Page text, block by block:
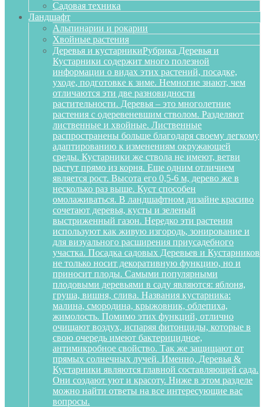
Садовая техника
Ландшафт
Альпинарии и рокарии
Хвойные растения
Деревья и кустарникиРубрика Деревья и
Кустарники содержит много полезной
информации о видах этих растений, посадке,
уходе, подготовке к зиме. Немногие знают, чем
отличаются эти две разновидности
растительности. Деревья – это многолетние
растения с одеревеневшим стволом. Разделяют
лиственные и хвойные. Лиственные
распространены больше благодаря своему легкому
адаптированию к изменениям окружающей
среды. Кустарники же ствола не имеют, ветви
растут прямо из корня. Еще одним отличием
является рост. Высота его 0,5-6 м, дерево же в
несколько раз выше. Куст способен
омолаживаться. В ландшафтном дизайне красиво
сочетают деревья, кусты и зеленый
выстриженный газон. Нередко эти растения
используют как живую изгородь, зонирование и
для визуального расширения приусадебного
участка. Посадка садовых Деревьев и Кустарников
не только носит декоративную функцию, но и
приносит плоды. Самыми популярными
плодовыми деревьями в саду являются: яблоня,
груша, вишня, слива. Названия кустарника:
малина, смородина, крыжовник, облепиха,
жимолость. Помимо этих функций, отлично
очищают воздух, испаряя фитонциды, которые в
свою очередь имеют бактерицидное,
антимикробное свойство. Так же защищают от
прямых солнечных лучей. Именно, Деревья &
Кустарники являются главной составляющей сада.
Они создают уют и красоту. Ниже в этом разделе
можно найти ответы на все интересующие вас
вопросы.